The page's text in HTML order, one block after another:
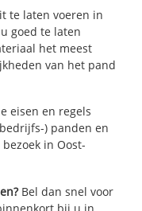
te laten voeren in
goed te laten
het meest
van het pand
eisen en regels
) panden en
in Oost-
Bel dan snel voor